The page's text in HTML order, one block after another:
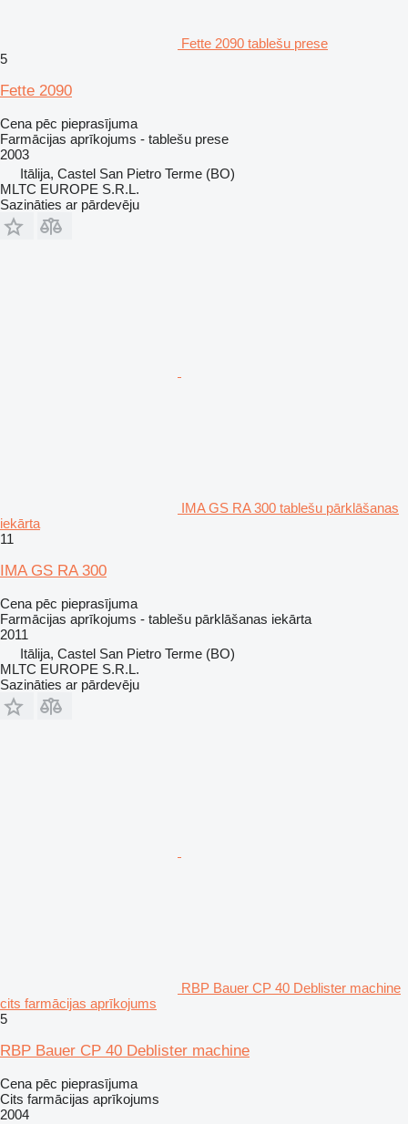
Fette 2090 tablešu prese
5
Fette 2090
Cena pēc pieprasījuma
Farmācijas aprīkojums - tablešu prese
2003
Itālija, Castel San Pietro Terme (BO)
MLTC EUROPE S.R.L.
Sazināties ar pārdevēju
IMA GS RA 300 tablešu pārklāšanas
iekārta
11
IMA GS RA 300
Cena pēc pieprasījuma
Farmācijas aprīkojums - tablešu pārklāšanas iekārta
2011
Itālija, Castel San Pietro Terme (BO)
MLTC EUROPE S.R.L.
Sazināties ar pārdevēju
RBP Bauer CP 40 Deblister machine
cits farmācijas aprīkojums
5
RBP Bauer CP 40 Deblister machine
Cena pēc pieprasījuma
Cits farmācijas aprīkojums
2004